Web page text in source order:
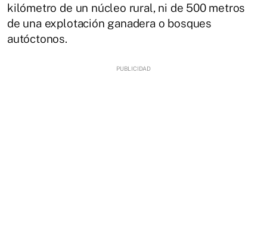
kilómetro de un núcleo rural, ni de 500 metros
de una explotación ganadera o bosques
autóctonos.